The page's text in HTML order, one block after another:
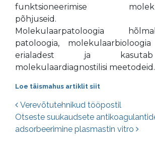
funktsioneerimise
põhjuseid.
Molekulaarpatoloogia
patoloogia,
erialadest ja
molekulaardiagnostilisi meetodeid.
Loe täismahus artiklit siit
Postituste
Verevõtutehnikud tööpostil
Otseste suukaudsete
adsorbeerimine plasmastin vitro